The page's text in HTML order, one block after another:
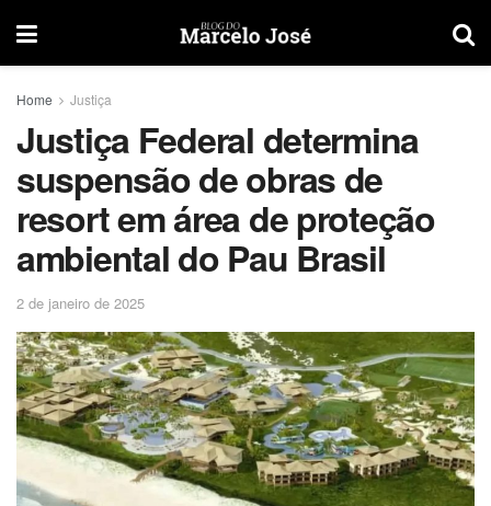
Home Justiça
Justiça Federal determina
suspensão de obras de
resort em área de proteção
ambiental do Pau Brasil
2 de janeiro de 2025